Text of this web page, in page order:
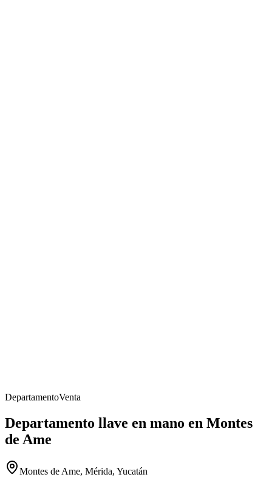
DepartamentoVenta
Departamento llave en mano en Montes
de Ame
Montes de Ame, Mérida, Yucatán